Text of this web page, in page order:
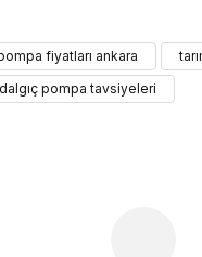
yapın!
fiyatları ankara
dalgıç pompa tavsiyeleri